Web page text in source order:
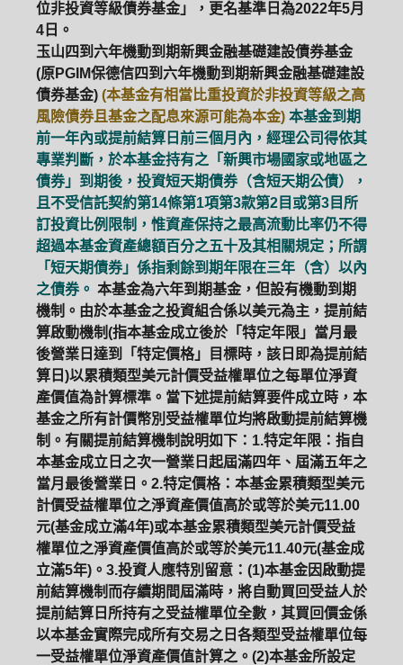
位非投資等級債券基金」，更名基準日為2022年5月
4日。
玉山四到六年機動到期新興金融基礎建設債券基金
(原PGIM保德信四到六年機動到期新興金融基礎建設
債券基金) (本基金有相當比重投資於非投資等級之高
風險債券且基金之配息來源可能為本金) 本基金到期
前一年內或提前結算日前三個月內，經理公司得依其
專業判斷，於本基金持有之「新興市場國家或地區之
債券」到期後，投資短天期債券（含短天期公債），
且不受信託契約第14條第1項第3款第2目或第3目所
訂投資比例限制，惟資產保持之最高流動比率仍不得
超過本基金資產總額百分之五十及其相關規定；所謂
「短天期債券」係指剩餘到期年限在三年（含）以內
之債券。 本基金為六年到期基金，但設有機動到期
機制。由於本基金之投資組合係以美元為主，提前結
算啟動機制(指本基金成立後於「特定年限」當月最
後營業日達到「特定價格」目標時，該日即為提前結
算日)以累積類型美元計價受益權單位之每單位淨資
產價值為計算標準。當下述提前結算要件成立時，本
基金之所有計價幣別受益權單位均將啟動提前結算機
制。有關提前結算機制說明如下：1.特定年限：指自
本基金成立日之次一營業日起屆滿四年、屆滿五年之
當月最後營業日。2.特定價格：本基金累積類型美元
計價受益權單位之淨資產價值高於或等於美元11.00
元(基金成立滿4年)或本基金累積類型美元計價受益
權單位之淨資產價值高於或等於美元11.40元(基金成
立滿5年)。3.投資人應特別留意：(1)本基金因啟動提
前結算機制而存續期間屆滿時，將自動買回受益人於
提前結算日所持有之受益權單位全數，其買回價金係
以本基金實際完成所有交易之日各類型受益權單位每
一受益權單位淨資產價值計算之。(2)本基金所設定